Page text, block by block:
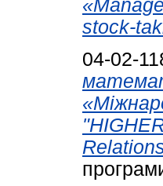
stock-
04-02-